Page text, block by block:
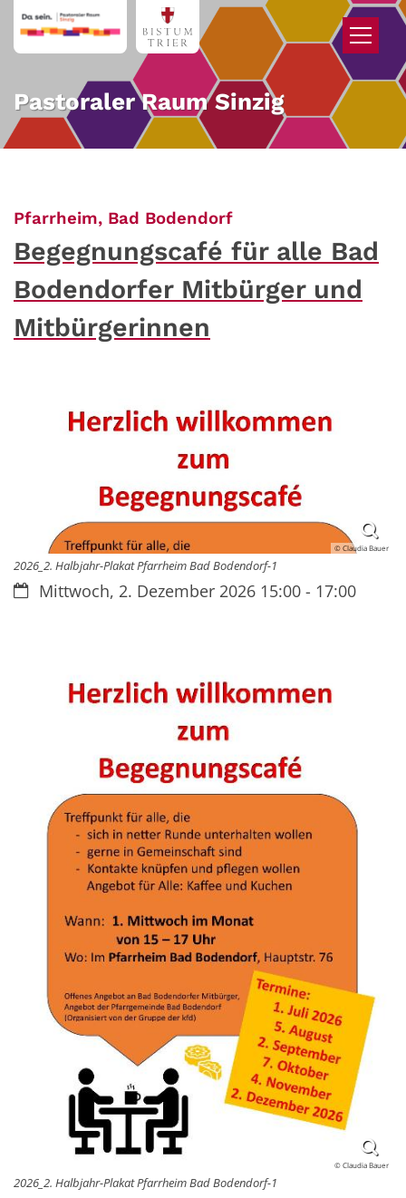
Zum Inhalt springen
Pastoraler Raum Sinzig
Pfarrheim, Bad Bodendorf:
Begegnungscafé für alle Bad
Bodendorfer Mitbürger und
Mitbürgerinnen
© Claudia Bauer
2026_2. Halbjahr-Plakat Pfarrheim Bad Bodendorf-1
Datum:Mittwoch, 2. Dezember 2026 15:00 - 17:00
© Claudia Bauer
2026_2. Halbjahr-Plakat Pfarrheim Bad Bodendorf-1